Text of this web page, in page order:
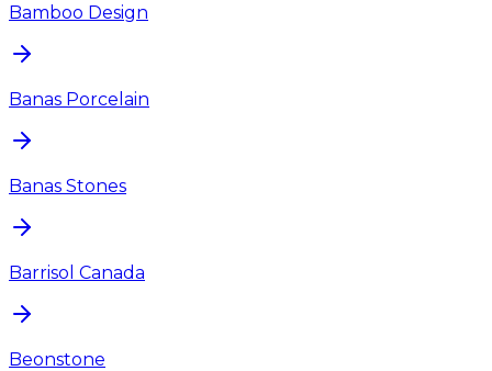
Bamboo Design
Banas Porcelain
Banas Stones
Barrisol Canada
Beonstone